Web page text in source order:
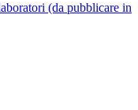
(da pubblicare in